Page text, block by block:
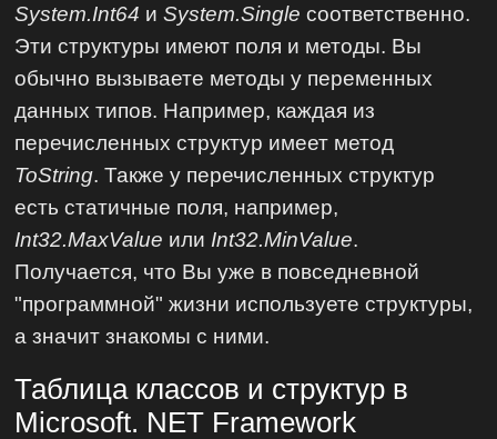
System.Int64 иSystem.Single соответственно.
Эти структуры имеют поля и методы. Вы
обычно вызываете методы у переменных
данных типов. Например, каждая из
перечисленных структур имеет метод
ToString. Также у перечисленных структур
есть статичные поля, например,
Int32.MaxValue или Int32.MinValue.
Получается, что Вы уже в повседневной
"программной" жизни используете структуры,
а значит знакомы с ними.
Таблица классов и структур в
Microsoft. NET Framework